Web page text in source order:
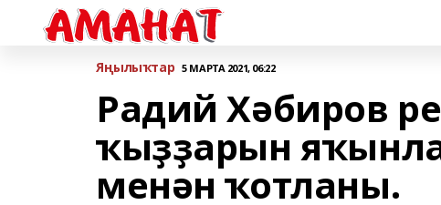
Яңылыҡтар 5 МАРТА 2021, 06:22
Радий Хәбиров
ҡыҙҙарын
менән ҡотланы.